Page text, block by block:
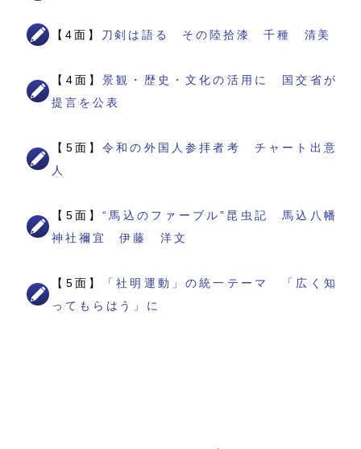
【4面】 刀剣は語る その陸拾漆 千種 清美
【4面】景観・歴史・文化の活用に 国交省が
提言を公表
【5面】令和の外国人参拝者考 チャート出意
人
【5面】“馬込のファーブル”昆虫記 馬込八幡
神社禰宜 伊藤 洋文
【5面】
「社明運動」の統一テーマ 「広く知
ってもらはう」に